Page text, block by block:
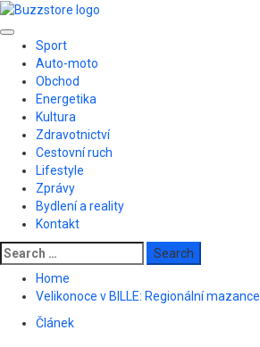
Skip
content
Primary
Menu
Sport
Auto-moto
Obchod
Energetika
Kultura
Zdravotnictví
Cestovní ruch
Lifestyle
Zprávy
Bydlení a reality
Kontakt
Search
for:
Home
Velikonoce v BILLE: Regionální
Článek